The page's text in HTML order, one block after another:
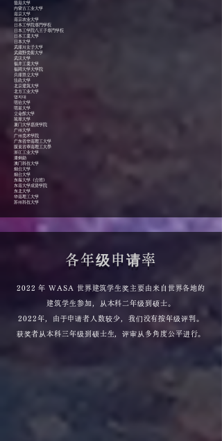
徳島大学
内蒙古工业大学
南京大学
南京农业大学
日本工学院専門学校
日本工学院八王子専門学校
日本工業大学
日本大学
武庫川女子大学
武蔵野美術大学
武汉大学
福井工業大学
福岡大学大学院
兵庫県立大学
法政大学
北京建筑大学
北方工业大学
명지대
明治大学
明星大学
立命館大学
琉球大学
厦门大学嘉庚学院
广州大学
广州美术学院
广东省华南理工大学
廣東省華南理工大學
浙江工业大学
潘炯勋
澳门科技大学
烟台大学
烟台大学
东海大学（台湾）
东南大学成贤学院
东北大学
华南理工大学
苏州科技大学
各年级申请率
2022 年 WASA 世界建筑学生奖主要由来自世界各地的
建筑学生参加，从本科二年级到硕士。
2022年，由于申请者人数较少，我们没有按年级评判。
获奖者从本科三年级到硕士生，评审从多角度公平进行。